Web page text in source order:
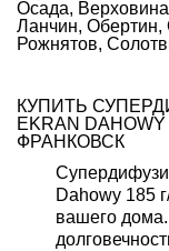
Осада,
Ланчин, Обертин,
Рожнятов,
КУПИТЬ
EKRAN
ФРАНКОВСК
Dahowy 185
вашего дома.